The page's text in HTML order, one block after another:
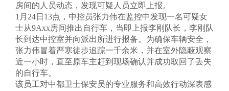
护送

培训
服务

护送

培训
房间的人员动态，发现可疑人员立即上报。
1月24日13点，中控员张力伟在监控中发现一名可疑女
士从9Axx房间推出自行车，当即上报李刚队长，李刚队
长到达中控室并向派出所进行报备。为确保车辆安全，
张力伟冒着严寒徒步追踪一千余米，并在室外隐蔽观察
近一小时，直至原车主赶到现场确认并成功取回了丢失
的自行车。
该员工对中都卫士保安员的专业服务和高效行动深表感